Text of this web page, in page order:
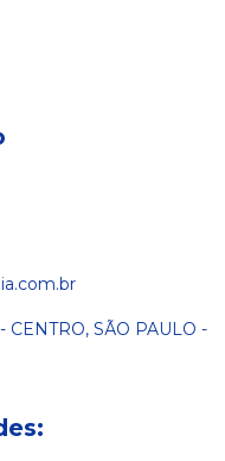
CENTRO, SÃO PAULO -